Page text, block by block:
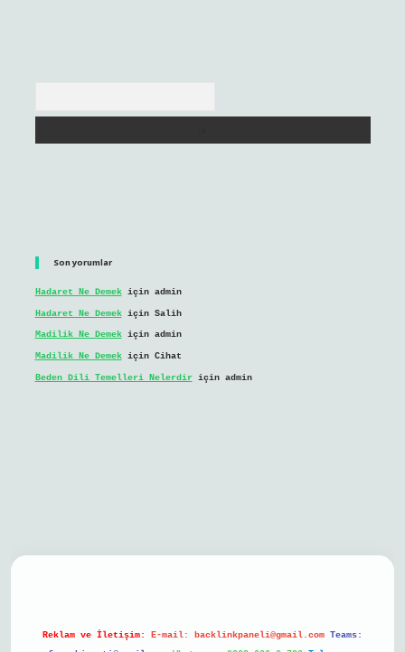
Son yorumlar
Hadaret Ne Demekiçin admin
Hadaret Ne Demekiçin Salih
Madilik Ne Demekiçin admin
Madilik Ne Demekiçin Cihat
Beden Dili Temelleri Nelerdiriçin admin
Reklam ve İletişim: E-mail: backlinkpaneli@gmail.com Teams: